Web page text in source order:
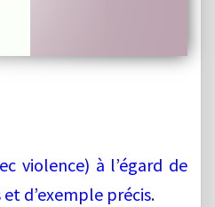
violence) à l’égard de
d’exemple précis.